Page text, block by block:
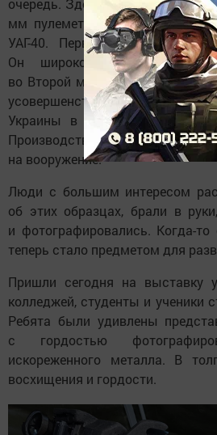
очередь. Здесь из самых
мм пулемет Browning и 40-мм
УАГ-40. Первый был
Он широко применялся
во Второй мировой войне. С тех
усовершенствовали. УАГ —
Украины в области
Производство начали в 2010
на вооружение.
Люди с большим интересом
об этих образцах, брали в
и фотографировались. Когда-
теперь стало предметом для
Пришли сегодня на выставку
колледжей, студенты и ученики
Ребята были удивлены
с гордостью
искореженного металла. В
восхищения и гордости.